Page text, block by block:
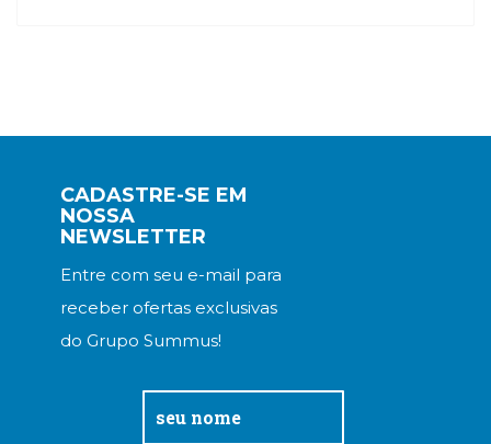
CADASTRE-SE EM
NOSSA
NEWSLETTER
Entre com seu e-mail para
receber ofertas exclusivas
do Grupo Summus!